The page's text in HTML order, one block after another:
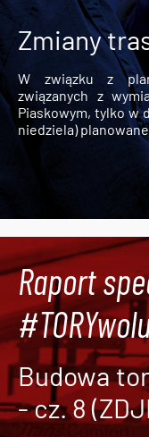
Zmiany
W związku z
związanych z
Piaskowym, tylko w
niedziela)
Raport
Budowa
- cz. 8